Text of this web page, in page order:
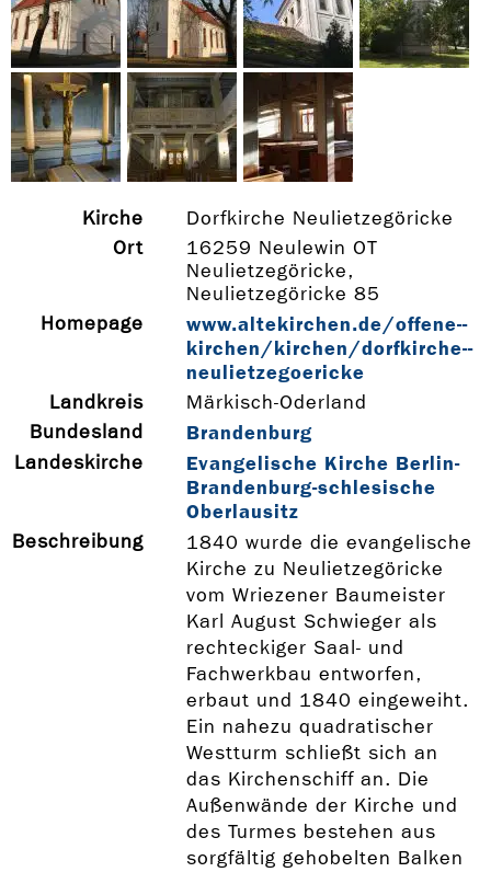
Kirche
Dorfkirche Neulietzegöricke
Ort
16259 Neulewin OT
Neulietzegöricke,
Neulietzegöricke 85
Homepage
www.altekirchen.de/offene-­
kirchen/kirchen/dorfkirche-­
neulietzegoericke
Landkreis
Märkisch-Oderland
Bundesland
Brandenburg
Landeskirche
Evangelische Kirche Berlin-
Brandenburg-schlesische
Oberlausitz
Beschreibung
1840 wurde die evangelische
Kirche zu Neulietzegöricke
vom Wriezener Baumeister
Karl August Schwieger als
rechteckiger Saal- und
Fachwerkbau entworfen,
erbaut und 1840 eingeweiht.
Ein nahezu quadratischer
Westturm schließt sich an
das Kirchenschiff an. Die
Außenwände der Kirche und
des Turmes bestehen aus
sorgfältig gehobelten Balken